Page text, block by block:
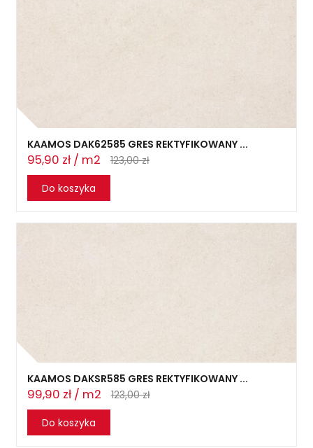
KAAMOS DAK62585 GRES REKTYFIKOWANY ...
95,90 zł / m2
123,00 zł
Do koszyka
KAAMOS DAKSR585 GRES REKTYFIKOWANY ...
99,90 zł / m2
123,00 zł
Do koszyka